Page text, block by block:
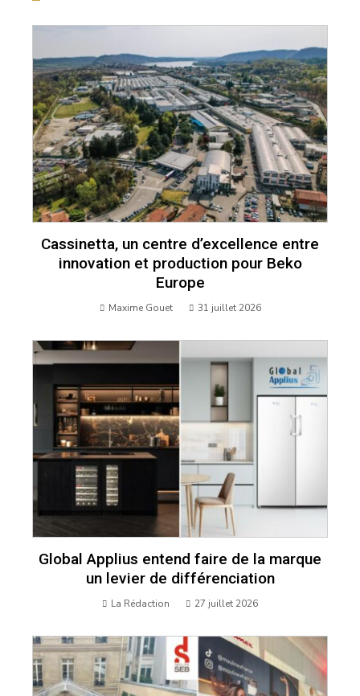
Cassinetta, un centre d’excellence entre
innovation et production pour Beko
Europe
Maxime Gouet 31 juillet 2026
Global Applius entend faire de la marque
un levier de différenciation
La Rédaction 27 juillet 2026